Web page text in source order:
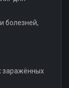
болезней,
заражённых